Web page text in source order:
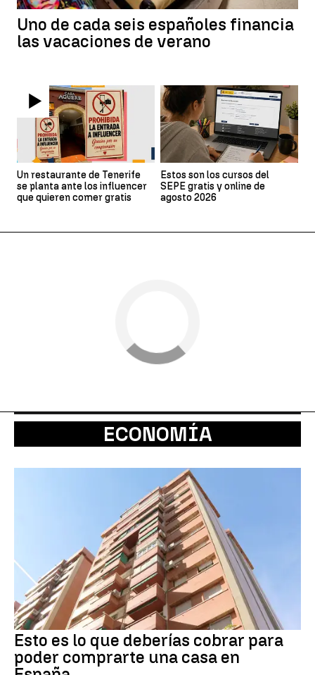
Uno de cada seis españoles financia
las vacaciones de verano
Un restaurante de Tenerife
se planta ante los influencer
que quieren comer gratis
Estos son los cursos del
SEPE gratis y online de
agosto 2026
ECONOMÍA
Esto es lo que deberías cobrar para
poder comprarte una casa en